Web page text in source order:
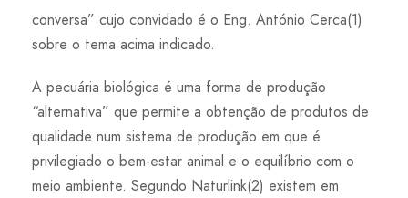
conversa” cujo convidado é o Eng. António Cerca(1)
sobre o tema acima indicado.
A pecuária biológica é uma forma de produção
“alternativa” que permite a obtenção de produtos de
qualidade num sistema de produção em que é
privilegiado o bem-estar animal e o equilíbrio com o
meio ambiente. Segundo Naturlink(2) existem em